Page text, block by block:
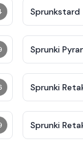
Sprunkstard
Sprunki
Sprunki
Sprunki